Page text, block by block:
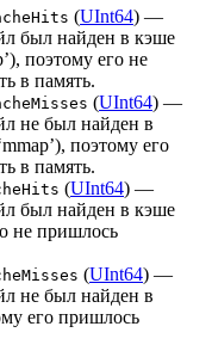
(UInt64) —
был найден в кэше
поэтому его не
в память.
(UInt64) —
не был найден в
поэтому его
в память.
(UInt64) —
был найден в кэше
не пришлось
(UInt64) —
не был найден в
его пришлось